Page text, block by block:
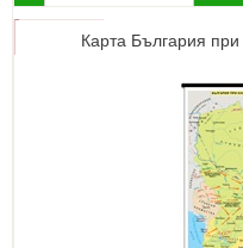
Карта България